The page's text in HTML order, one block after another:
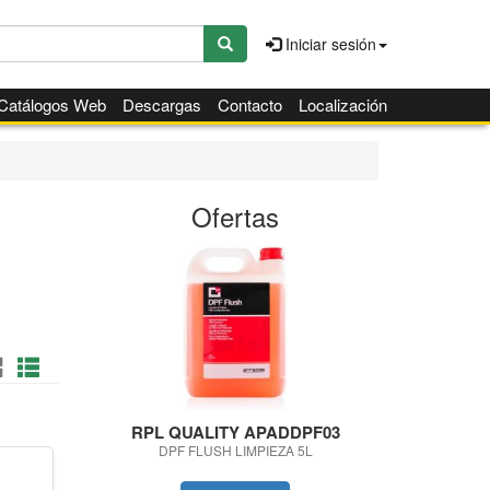
Iniciar sesión
Web Descargas Contacto Localización
Ofertas
RPL QUALITY APADDPF03
DPF FLUSH LIMPIEZA 5L